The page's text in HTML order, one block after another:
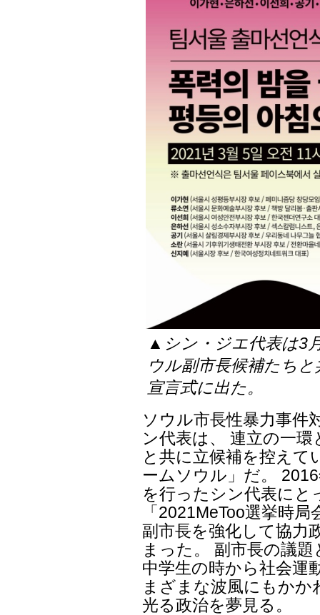
▲シン・ジエ代表は3
ウル副市長候補たち
宣言式に出た。
ソウル市長性暴力事件
ン代表は、 連立の一
と共に立候補を控えて
ームソウル」だ。
を行ったシン代表にと
「2021MeToo選挙時
副市長を強化して協力
まった。 副市長の議
中学生の時から社会運
まざまな波風にもか
光る政治を夢見る。